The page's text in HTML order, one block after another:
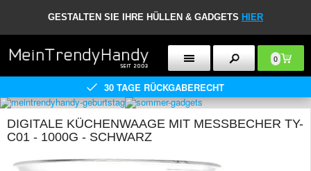
GESTALTEN SIE IHRE HÜLLEN & GADGETS HIER
0
30 TAGE RÜCKGABERECHT
DIGITALE KÜCHENWAAGE MIT MESSBECHER TY-
C01 - 1000G - SCHWARZ